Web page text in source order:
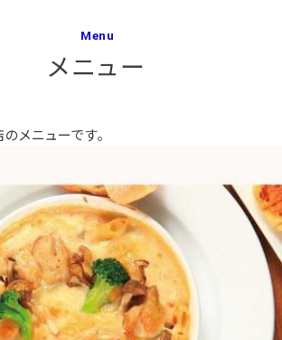
Menu
メニュー
メニューです。